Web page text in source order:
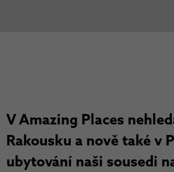
V Amazing Places
Rakousku a nově také v
ubytování naši sousedi